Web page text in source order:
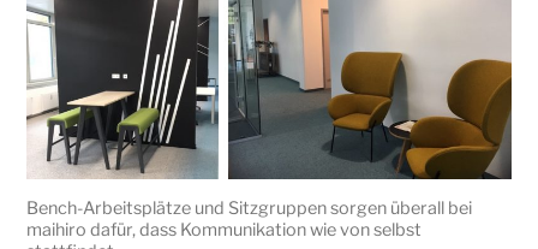
Bench-Arbeitsplätze und Sitzgruppen sorgen überall bei
maihiro dafür, dass Kommunikation wie von selbst